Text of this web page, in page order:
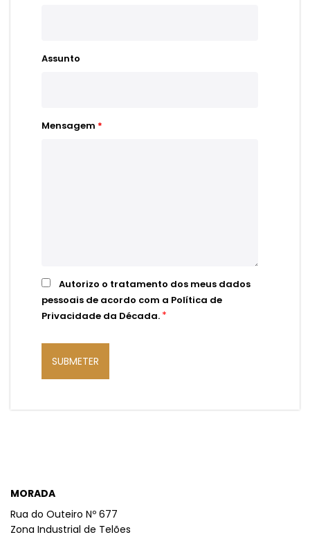
Assunto
Mensagem *
Autorizo o tratamento dos meus dados
pessoais de acordo com a Política de
Privacidade da Década. *
MORADA
Rua do Outeiro Nº 677
Zona Industrial de Telões